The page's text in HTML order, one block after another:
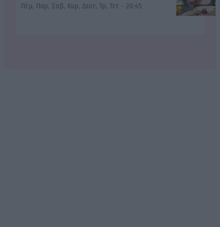
Πέμ, Παρ, Σαβ, Κυρ, Δευτ, Τρ, Τετ - 20:45